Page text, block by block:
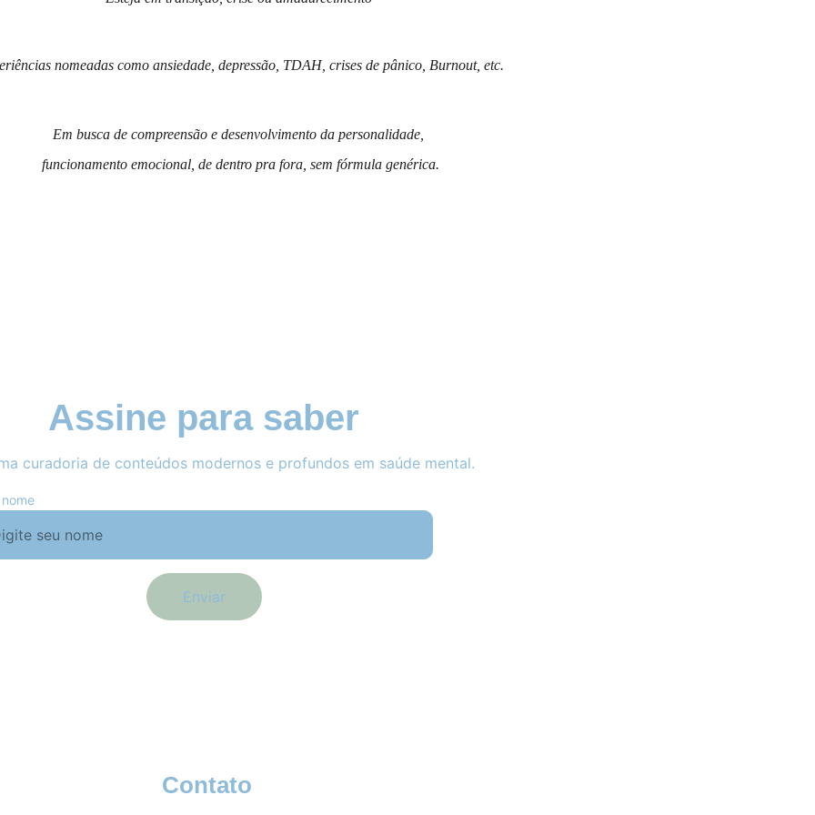
nomeadas como ansiedade, depressão, TDAH, crises de pânico, Burnout, etc.
Em busca de compreensão e desenvolvimento da personalidade,
funcionamento emocional, de dentro pra fora, sem fórmula genérica.
Assine para saber
Enviar
curadoria de conteúdos modernos e profundos em saúde mental.
Contato